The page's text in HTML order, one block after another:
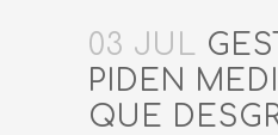
03 JUL
PIDEN
QUE